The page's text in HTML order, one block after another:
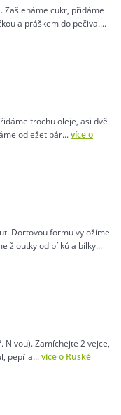
Zašleháme cukr, přidáme
a práškem do pečiva....
trochu oleje, asi dvě
odležet pár...více o
Dortovou formu vyložíme
žloutky od bílků a bílky...
Nivou). Zamíchejte 2 vejce,
pepř a...více o Ruské